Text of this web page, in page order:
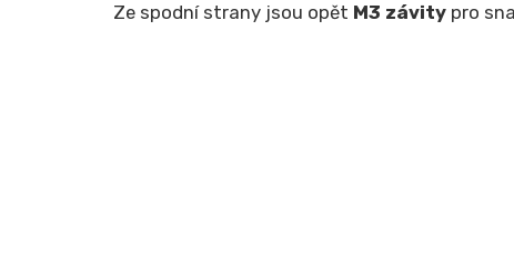
Ze spodní strany jsou opět M3 závity pro